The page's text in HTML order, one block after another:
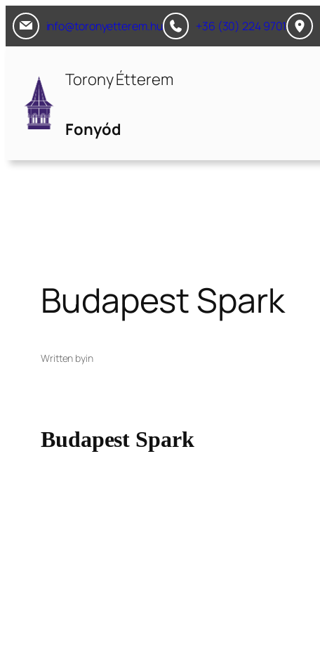
Ugrás
a
info@toronyetterem.hu +36 (30) 224 9701
Torony Étterem
Fonyód
Budapest Spark
Written byin
Budapest Spark